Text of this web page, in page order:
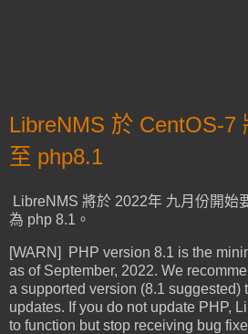
LibreNMS 於 CentOS-7
至 php8.1
LibreNMS 將於 2022年 九月份開始
為 php 8.1。
[WARN] PHP version 8.1 is the
as of September, 2022. We
a supported version (8.1 suggested)
updates. If you do not update PHP,
to function but stop receiving bug